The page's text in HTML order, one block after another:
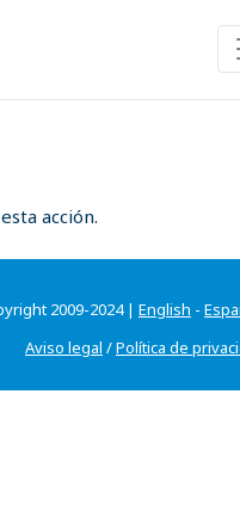
acción.
2009-2024 | English -
Aviso legal /Política de